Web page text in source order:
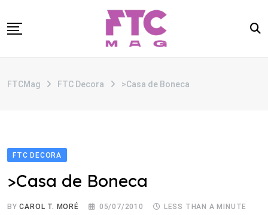
to
CATEGORIAS
FTCMag FTC Decora >Casa de Boneca
FTC DECORA
>Casa de Boneca
BYCAROL T. MORÉ 05/07/2010 LESS THAN A MINUTE